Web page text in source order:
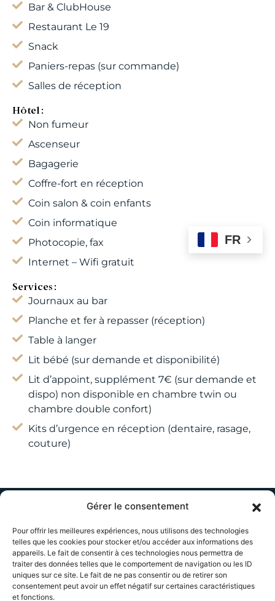
Gérer le consentement
Pour offrir les meilleures expériences, nous utilisons des technologies
telles que les cookies pour stocker et/ou accéder aux informations des
appareils. Le fait de consentir à ces technologies nous permettra de
traiter des données telles que le comportement de navigation ou les ID
uniques sur ce site. Le fait de ne pas consentir ou de retirer son
consentement peut avoir un effet négatif sur certaines caractéristiques
et fonctions.
Bar & ClubHouse
Restaurant Le 19
Snack
Paniers-repas (sur commande)
Salles de réception
Hôtel :
Non fumeur
Ascenseur
Bagagerie
Coffre-fort en réception
Coin salon & coin enfants
Coin informatique
Photocopie, fax
Internet – Wifi gratuit
Services :
Journaux au bar
Planche et fer à repasser (réception)
Table à langer
Lit bébé (sur demande et disponibilité)
Lit d’appoint, supplément 7€ (sur demande et
dispo) non disponible en chambre twin ou
chambre double confort)
Kits d’urgence en réception (dentaire, rasage,
couture)
Menu
Accueil
Réalisations
Avis
FR